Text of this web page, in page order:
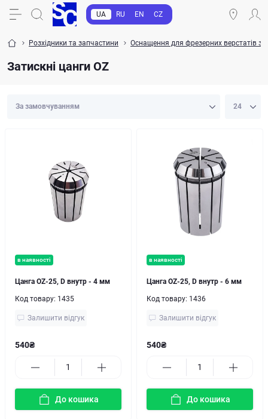
UA RU EN CZ
Розхідники та запчастини Оснащення для фрезерних верстатів з
Затискні цанги OZ
в наявності
Цанга OZ-25, D внутр - 4 мм
Код товару: 1435
Залишити відгук
540₴
До кошика
в наявності
Цанга OZ-25, D внутр - 6 мм
Код товару: 1436
Залишити відгук
540₴
До кошика